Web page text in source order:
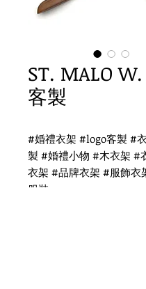
ST. MALO
客製
#婚禮衣架 #logo客製 #
製 #婚禮小物 #木衣架 #
衣架 #品牌衣架 #服飾衣
服裝